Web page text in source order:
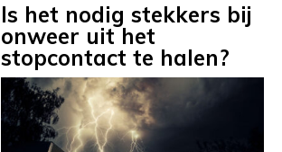
Is het nodig stekkers bij
onweer uit het
stopcontact te halen?